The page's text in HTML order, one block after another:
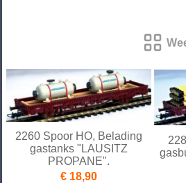
2260 Spoor HO, Belading
gastanks "LAUSITZ
PROPANE".
€ 18,90